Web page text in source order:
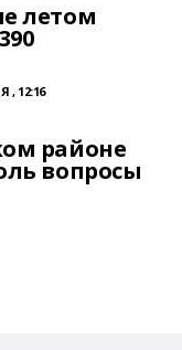
летом
, 12:16
районе
вопросы